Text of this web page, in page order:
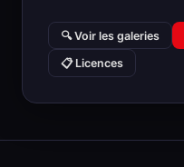
🔍 Voir les galeries
📋 Licences